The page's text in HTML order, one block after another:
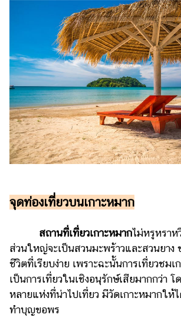
จุดท่องเที่ยวบนเกาะหมาก
สถานที่เที่ยวเกาะหมากไม่หรูหราห
ส่วนใหญ่จะเป็นสวนมะพร้าวและสวนยาง
ชีวิตที่เรียบง่าย เพราะฉะนั้นการเที่ยวชมเ
เป็นการเที่ยวในเชิงอนุรักษ์เสียมากกว่า
หลายแห่งที่น่าไปเที่ยว มีวัดเกาะหมากให้
ทำบุญขอพร